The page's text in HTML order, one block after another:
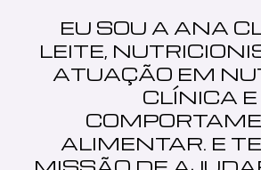
EU SOU A ANA
LEITE,
ATUAÇÃO EM
CLÍNICA E
ALIMENTAR. E